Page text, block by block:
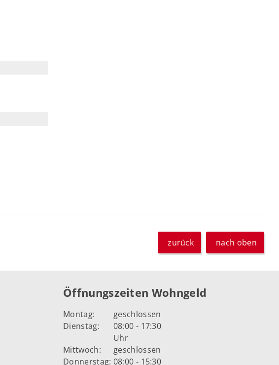
zurück nach oben
Öffnungszeiten Wohngeld
Montag:
geschlossen
Dienstag:
08:00 - 17:30
Uhr
Mittwoch:
geschlossen
Donnerstag: 08:00 - 15:30